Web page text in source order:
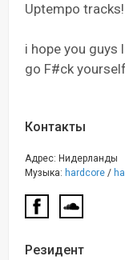
Uptempo tracks!
i hope you guys
go F#ck
Контакты
Адрес: Нидерланды
Музыка: hardcore /
Резидент